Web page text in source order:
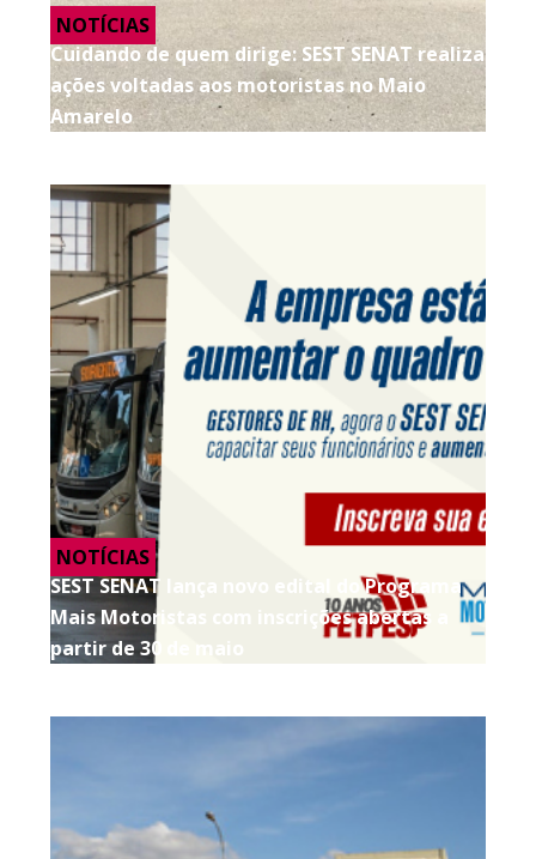
NOTÍCIAS
Cuidando de quem dirige: SEST SENAT realiza
ações voltadas aos motoristas no Maio
Amarelo
NOTÍCIAS
SEST SENAT lança novo edital do Programa
Mais Motoristas com inscrições abertas a
partir de 30 de maio